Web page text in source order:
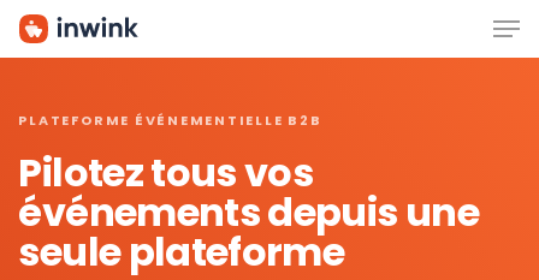
Skip
PLATEFORME ÉVÉNEMENTIELLE B2B
Pilotez tous vos
événements depuis une
seule plateforme